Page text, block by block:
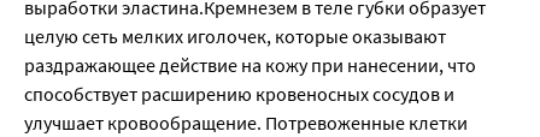
выработки эластина.Кремнезем в теле губки образует
целую сеть мелких иголочек, которые оказывают
раздражающее действие на кожу при нанесении, что
способствует расширению кровеносных сосудов и
улучшает кровообращение. Потревоженные клетки